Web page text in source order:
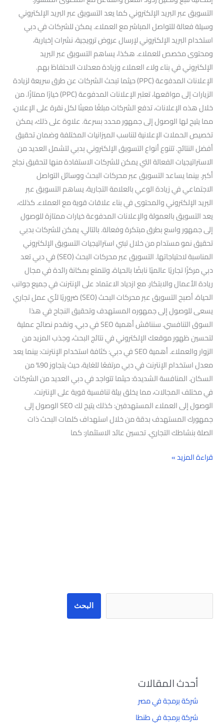
التسويق عبر البريد الإلكتروني كما يعد التسويق عبر البريد الإلكتروني
وسيلة فعالة للتواصل المباشر مع العملاء. يمكن للشركات في دبي
استخدام البريد الإلكتروني لإرسال عروض ترويجية، نشرات إخبارية،
ومحتوى مخصص للعملاء. هكذا، يساهم التسويق عبر البريد
الإلكتروني في بناء ولاء العملاء وزيادة معدلات الاحتفاظ بهم.
الإعلانات المدفوعة (PPC) حيثما تبحث الشركات عن طرق سريعة لزيادة
الزيارات إلى مواقعها، تعتبر الإعلانات المدفوعة (PPC) خيارًا ممتازًا. من
خلال هذه الإعلانات، تدفع الشركات مبلغًا معينًا لكل نقرة على الإعلان،
مما يتيح لها الوصول إلى جمهور محدد بسرعة. علاوة على ذلك، يمكن
تخصيص الحملات الإعلانية لتناسب الميزانيات المختلفة وضمان تحقيق
أفضل النتائج. تتنوع أنواع التسويق الإلكتروني بدبي لتشمل العديد من
الاستراتيجيات الفعالة التي يمكن للشركات الاستفادة منها لتحقيق نجاح
أكبر. بينما يساعد التسويق عبر محركات البحث ووسائل التواصل
الاجتماعي في زيادة الوعي بالعلامة التجارية، يساهم التسويق عبر
البريد الإلكتروني والمحتوى في بناء علاقات قوية مع العملاء. كذلك،
يعد التسويق بالعمولة والإعلانات المدفوعة خيارات ممتازة للوصول
إلى جمهور واسع بطرق مبتكرة وفعالة. بالتالي، يمكن للشركات بدبي
تحقيق نمو مستدام من خلال تبني استراتيجيات التسويق الإلكتروني
المناسبة لاحتياجاتها. التسويق عبر محركات البحث (SEO) في دبي تعد
دبي مركزًا تجاريًا عالميًا نابضًا بالحياة، وتتمتع بمكانة رائدة في مجال
ريادة الأعمال والابتكار. مع ازدياد الاعتماد على الإنترنت في جميع جوانب
الحياة، أصبح التسويق عبر محركات البحث (SEO) ضروريًا لأي عمل تجاري
يسعى للوصول إلى جمهوره المستهدف وتحقيق النجاح في هذا
السوق التنافسي. سنناقش أهمية SEO في دبي، ونقدم نصائح عملية
لتحسين ظهور موقعك الإلكتروني في نتائج البحث، وجذب المزيد من
الزوار والعملاء. أهمية SEO في دبي: كثافة استخدام الإنترنت: بينما يعد
معدل استخدام الإنترنت في دبي مرتفعًا للغاية، حيث يتجاوز 90% من
السكان. المنافسة الشديدة: حيثما تتواجد في دبي العديد من الشركات
في مختلف المجالات، مما يخلق بيئة تنافسية قوية على الإنترنت.
الوصول إلى العملاء المستهدفين: كذلك يتيح لك SEO الوصول إلى
جمهورك المستهدف بدقة من خلال استهداف كلمات البحث ذات
الصلة بنشاطك التجاري. تحسين عائد الاستثمار: كما
قراءة المزيد »
البحث
أحدث المقالات
شركة برمجة في مصر
شركة برمجة في طنطا